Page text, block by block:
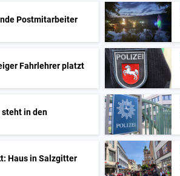
Postmitarbeiter
Fahrlehrer platzt
in den
Haus in Salzgitter